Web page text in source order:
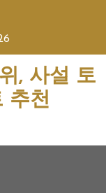
, 사설 토
추천